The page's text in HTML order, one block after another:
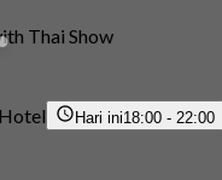
Thai Show
Hari ini18:00 - 22:00